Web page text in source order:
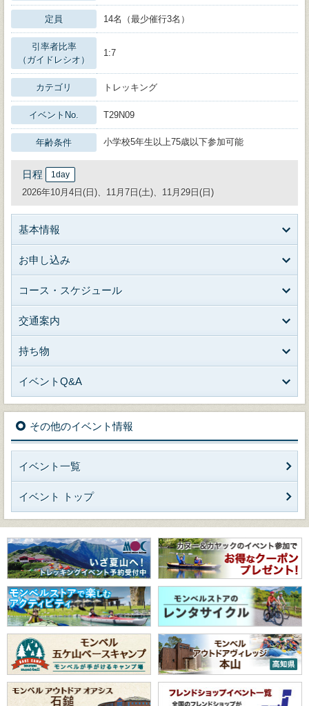
定員 14名（最少催行3名）
引率者比率
（ガイドレシオ）
1:7
カテゴリ トレッキング
イベントNo. T29N09
年齢条件 小学校5年生以上75歳以下参加可能
日程 1day
2026年10月4日(日)、11月7日(土)、11月29日(日)
基本情報
お申し込み
コース・スケジュール
交通案内
持ち物
イベントQ&A
その他のイベント情報
イベント一覧
イベント トップ